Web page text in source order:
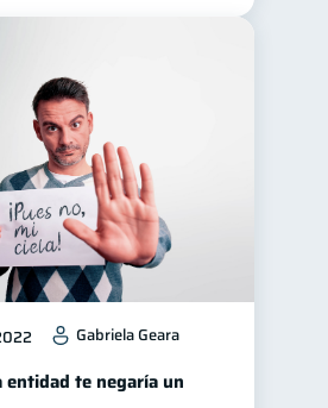
Gabriela Geara
entidad te negaría un